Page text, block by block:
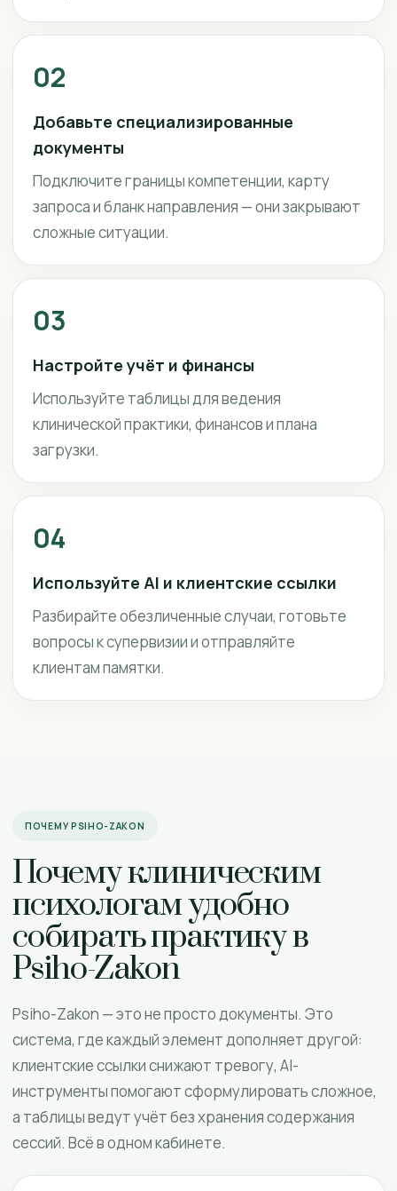
02
Добавьте специализированные
документы
Подключите границы компетенции, карту
запроса и бланк направления — они закрывают
сложные ситуации.
03
Настройте учёт и финансы
Используйте таблицы для ведения
клинической практики, финансов и плана
загрузки.
04
Используйте AI и клиентские ссылки
Разбирайте обезличенные случаи, готовьте
вопросы к супервизии и отправляйте
клиентам памятки.
ПОЧЕМУ PSIHO-ZAKON
Почему клиническим
психологам удобно
собирать практику в
Psiho-Zakon
Psiho-Zakon — это не просто документы. Это
система, где каждый элемент дополняет другой:
клиентские ссылки снижают тревогу, AI-
инструменты помогают сформулировать сложное,
а таблицы ведут учёт без хранения содержания
сессий. Всё в одном кабинете.